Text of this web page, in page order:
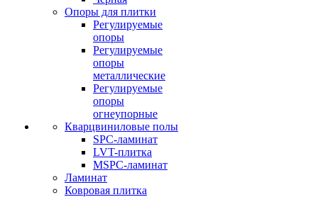
Опоры для плитки
Регулируемые
опоры
Регулируемые
опоры
металлические
Регулируемые
опоры
огнеупорные
Кварцвиниловые полы
SPC-ламинат
LVT-плитка
MSPC-ламинат
Ламинат
Ковровая плитка